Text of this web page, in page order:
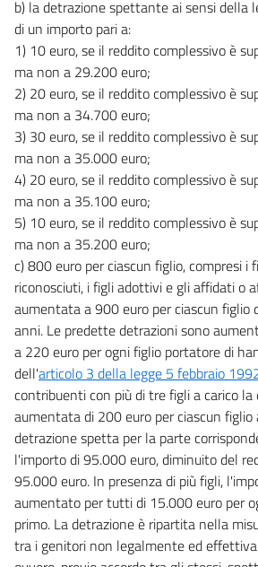
b) la detrazione spettante ai sensi della
di un importo pari a:
1) 10 euro, se il reddito complessivo è
ma non a 29.200 euro;
2) 20 euro, se il reddito complessivo è
ma non a 34.700 euro;
3) 30 euro, se il reddito complessivo è
ma non a 35.000 euro;
4) 20 euro, se il reddito complessivo è
ma non a 35.100 euro;
5) 10 euro, se il reddito complessivo è
ma non a 35.200 euro;
c) 800 euro per ciascun figlio, compresi i
riconosciuti, i figli adottivi e gli affidati o
aumentata a 900 euro per ciascun figlio
anni. Le predette detrazioni sono
a 220 euro per ogni figlio portatore di
dell'articolo 3 della legge 5 febbraio
contribuenti con più di tre figli a carico la
aumentata di 200 euro per ciascun figlio
detrazione spetta per la parte
l'importo di 95.000 euro, diminuito del
95.000 euro. In presenza di più figli,
aumentato per tutti di 15.000 euro per
primo. La detrazione è ripartita nella
tra i genitori non legalmente ed